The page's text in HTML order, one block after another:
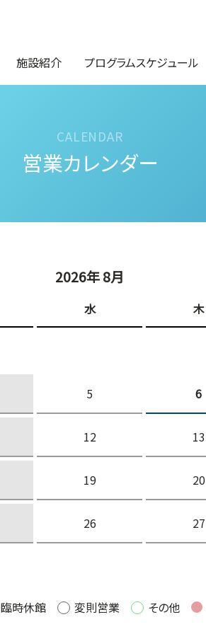
施設紹介 プログラムスケジュール
営業カレンダー
2026年 8月
水 木
5 6
12 13
19 20
26 27
臨時休館 変則営業 その他